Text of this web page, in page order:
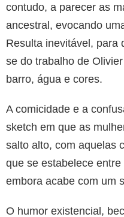
contudo, a parecer as
ancestral, evocando
Resulta inevitável, para
se do trabalho de
barro, água e cores.
A comicidade e a
sketch em que as
salto alto, com aquelas
que se estabelece
embora acabe com um
O humor existencial,